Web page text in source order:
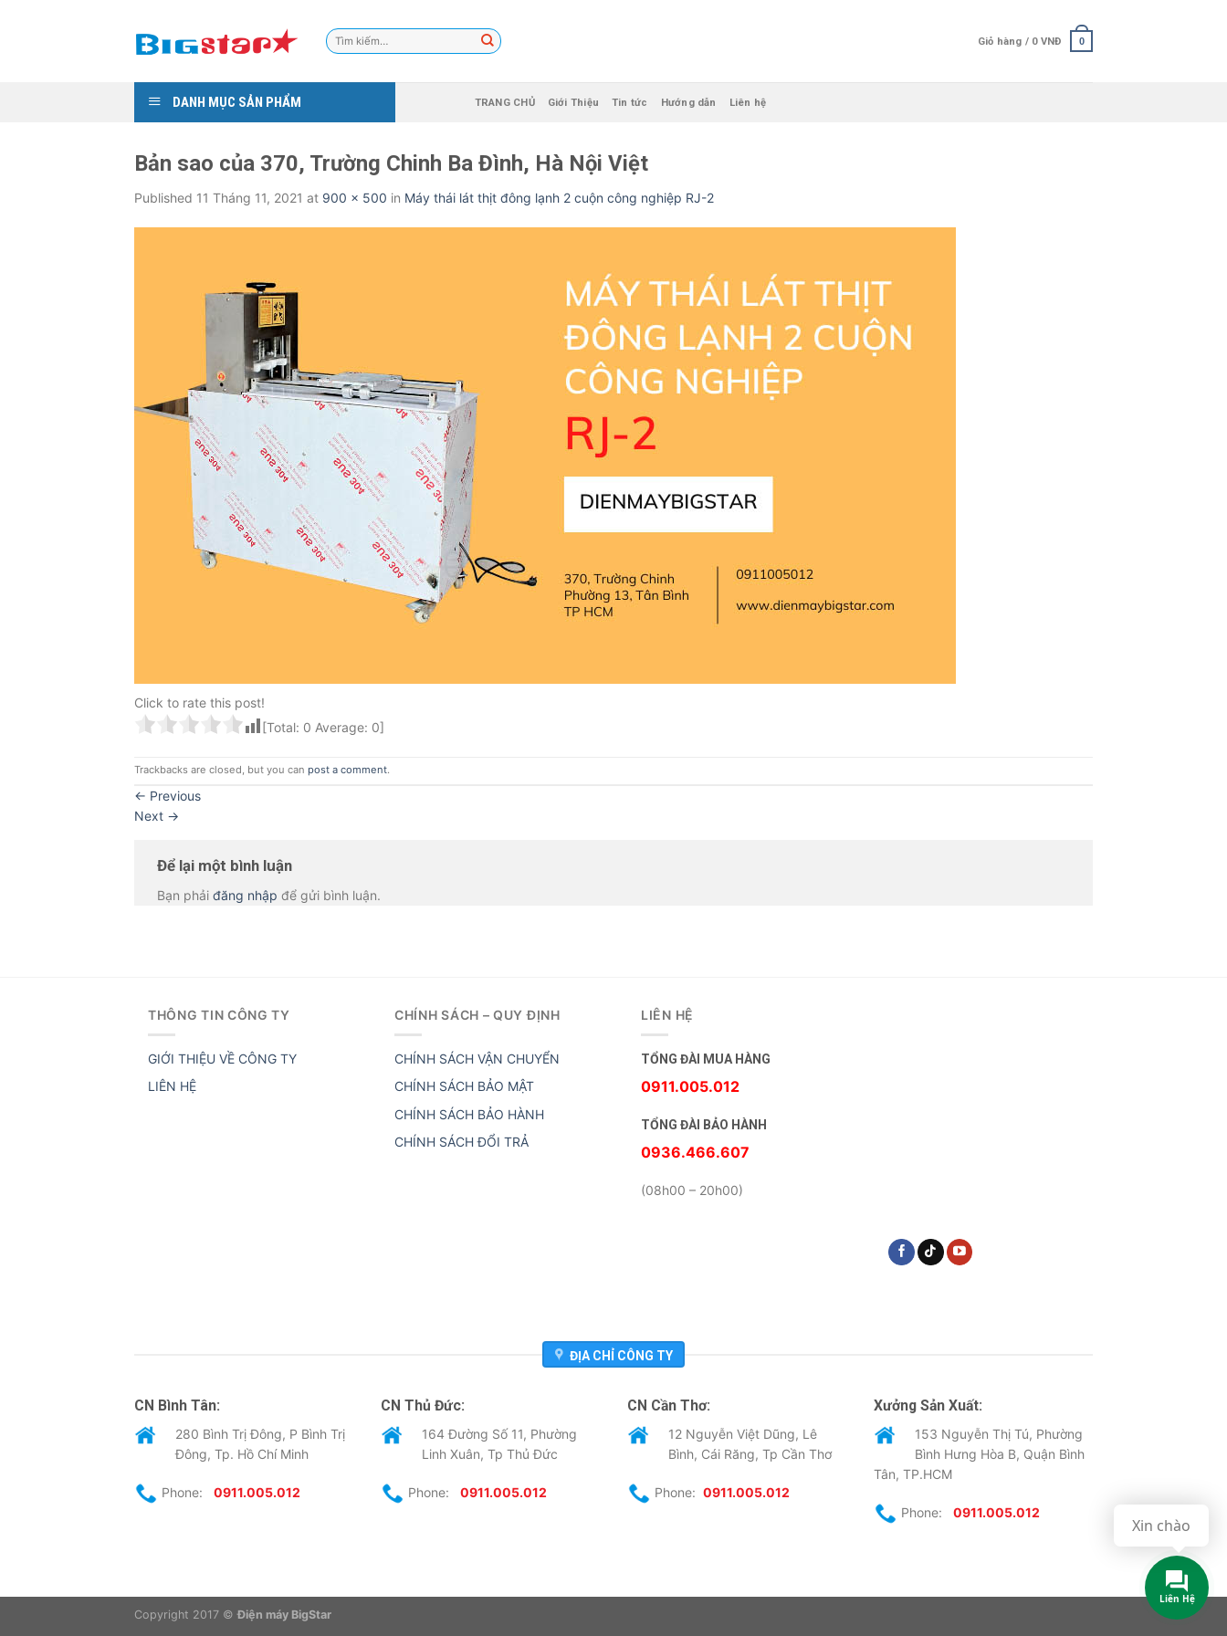
Tìm
kiếm:
Giỏ hàng / 0 VNĐ 0
DANH MỤC SẢN PHẨM TRANG CHỦ Giới Thiệu Tin tức Hướng dẫn Liên hệ
Bản sao của 370, Trường Chinh Ba Đình, Hà Nội Việt
Published 11 Tháng 11, 2021 at 900 × 500 in Máy thái lát thịt đông lạnh 2 cuộn công nghiệp RJ-2
Click to rate this post!
[Total: 0 Average: 0]
Trackbacks are closed, but you can post a comment.
← Previous
Next →
Để lại một bình luận
Bạn phải đăng nhập để gửi bình luận.
THÔNG TIN CÔNG TY
GIỚI THIỆU VỀ CÔNG TY
LIÊN HỆ
CHÍNH SÁCH – QUY ĐỊNH
CHÍNH SÁCH VẬN CHUYỂN
CHÍNH SÁCH BẢO MẬT
CHÍNH SÁCH BẢO HÀNH
CHÍNH SÁCH ĐỔI TRẢ
LIÊN HỆ
TỔNG ĐÀI MUA HÀNG
0911.005.012
TỔNG ĐÀI BẢO HÀNH
0936.466.607
(08h00 – 20h00)
ĐỊA CHỈ CÔNG TY
CN Bình Tân:
280 Bình Trị Đông, P Bình Trị
Đông, Tp. Hồ Chí Minh
Phone: 0911.005.012
CN Thủ Đức:
164 Đường Số 11, Phường
Linh Xuân, Tp Thủ Đức
Phone: 0911.005.012
CN Cần Thơ:
12 Nguyễn Việt Dũng, Lê
Bình, Cái Răng, Tp Cần Thơ
Phone: 0911.005.012
Xưởng Sản Xuất:
153 Nguyễn Thị Tú, Phường
Bình Hưng Hòa B, Quận Bình
Tân, TP.HCM
Phone: 0911.005.012
Copyright 2017 ©Điện máy BigStar
Liên Hệ
Xin chào